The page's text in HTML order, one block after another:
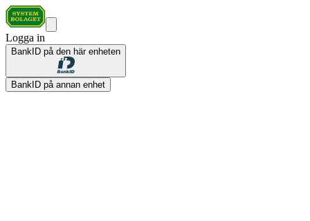
Logga in
BankID på den här enheten
BankID på annan enhet